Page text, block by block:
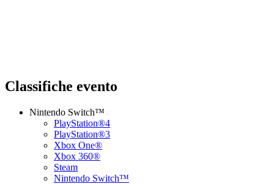
Classifiche evento
Nintendo Switch™
PlayStation®4
PlayStation®3
Xbox One®
Xbox 360®
Steam
Nintendo Switch™